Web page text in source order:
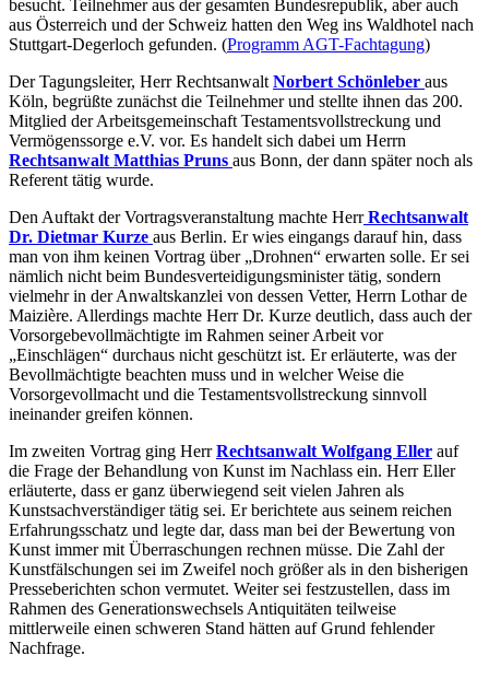
besucht. Teilnehmer aus der gesamten Bundesrepublik, aber auch
aus Österreich und der Schweiz hatten den Weg ins Waldhotel nach
Stuttgart-Degerloch gefunden. (Programm AGT-Fachtagung)
Der Tagungsleiter, Herr Rechtsanwalt Norbert Schönleber aus
Köln, begrüßte zunächst die Teilnehmer und stellte ihnen das 200.
Mitglied der Arbeitsgemeinschaft Testamentsvollstreckung und
Vermögenssorge e.V. vor. Es handelt sich dabei um Herrn
Rechtsanwalt Matthias Pruns aus Bonn, der dann später noch als
Referent tätig wurde.
Den Auftakt der Vortragsveranstaltung machte HerrRechtsanwalt
Dr. Dietmar Kurze aus Berlin. Er wies eingangs darauf hin, dass
man von ihm keinen Vortrag über „Drohnen“ erwarten solle. Er sei
nämlich nicht beim Bundesverteidigungsminister tätig, sondern
vielmehr in der Anwaltskanzlei von dessen Vetter, Herrn Lothar de
Maizière. Allerdings machte Herr Dr. Kurze deutlich, dass auch der
Vorsorgebevollmächtigte im Rahmen seiner Arbeit vor
„Einschlägen“ durchaus nicht geschützt ist. Er erläuterte, was der
Bevollmächtigte beachten muss und in welcher Weise die
Vorsorgevollmacht und die Testamentsvollstreckung sinnvoll
ineinander greifen können.
Im zweiten Vortrag ging HerrRechtsanwalt Wolfgang Eller auf
die Frage der Behandlung von Kunst im Nachlass ein. Herr Eller
erläuterte, dass er ganz überwiegend seit vielen Jahren als
Kunstsachverständiger tätig sei. Er berichtete aus seinem reichen
Erfahrungsschatz und legte dar, dass man bei der Bewertung von
Kunst immer mit Überraschungen rechnen müsse. Die Zahl der
Kunstfälschungen sei im Zweifel noch größer als in den bisherigen
Presseberichten schon vermutet. Weiter sei festzustellen, dass im
Rahmen des Generationswechsels Antiquitäten teilweise
mittlerweile einen schweren Stand hätten auf Grund fehlender
Nachfrage.